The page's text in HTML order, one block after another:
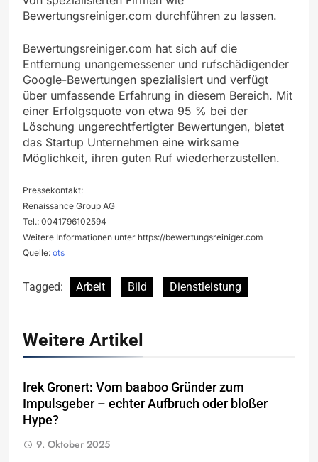
Bewertungsreiniger.com durchführen zu lassen.
Bewertungsreiniger.com hat sich auf die
Entfernung unangemessener und rufschädigender
Google-Bewertungen spezialisiert und verfügt
über umfassende Erfahrung in diesem Bereich. Mit
einer Erfolgsquote von etwa 95 % bei der
Löschung ungerechtfertigter Bewertungen, bietet
das Startup Unternehmen eine wirksame
Möglichkeit, ihren guten Ruf wiederherzustellen.
Pressekontakt:
Renaissance Group AG
Tel.: 0041796102594
Weitere Informationen unter https://bewertungsreiniger.com
Quelle: ots
Tagged: Arbeit Bild Dienstleistung
Weitere Artikel
Irek Gronert: Vom baaboo Gründer zum
Impulsgeber – echter Aufbruch oder bloßer
Hype?
9. Oktober 2025